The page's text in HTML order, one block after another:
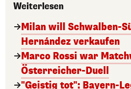
Weiterlesen
Milan will Schwalben-
Hernández verkaufen
Marco Rossi war
Österreicher-Duell
"Geistig tot": Bayern-